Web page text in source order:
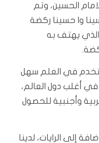
الحسين، وتم
وا حسينا ركضة
الذي يهتف به
في العلم سهل
أغلب دول العالم،
وأجنبية للحصول
إلى الرايات، لدينا